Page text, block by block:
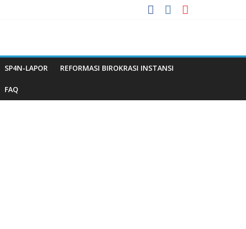
SP4N-LAPOR REFORMASI BIROKRASI INSTANSI
FAQ